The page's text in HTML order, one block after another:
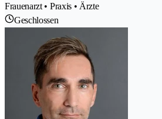
Frauenarzt • Praxis • Ärzte
Geschlossen